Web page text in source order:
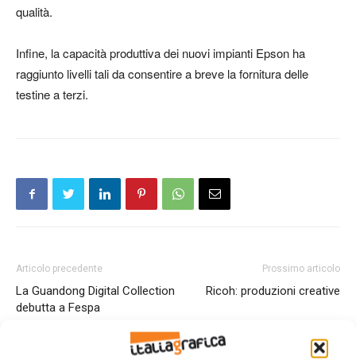
qualità.
Infine, la capacità produttiva dei nuovi impianti Epson ha
raggiunto livelli tali da consentire a breve la fornitura delle
testine a terzi.
Articolo precedente
La Guandong Digital Collection
debutta a Fespa
Prossimo articolo
Ricoh: produzioni creative